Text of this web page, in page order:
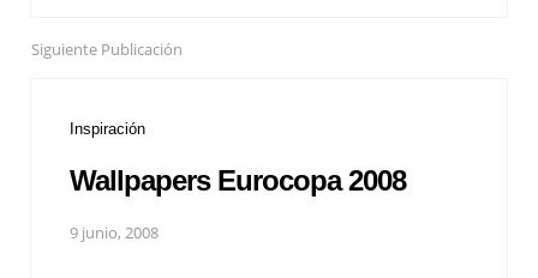
Siguiente Publicación
Inspiración
Wallpapers Eurocopa 2008
9 junio, 2008